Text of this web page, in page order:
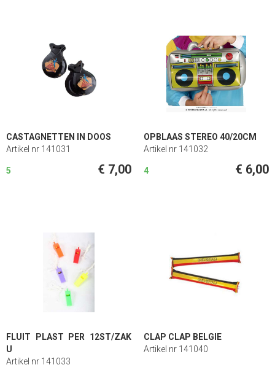
CASTAGNETTEN IN DOOS
Artikel nr 141031
5 € 7,00
OPBLAAS STEREO 40/20CM
Artikel nr 141032
4 € 6,00
FLUIT PLAST PER 12ST/ZAK
U
Artikel nr 141033
CLAP CLAP BELGIE
Artikel nr 141040